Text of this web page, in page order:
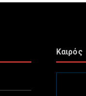
Καιρός